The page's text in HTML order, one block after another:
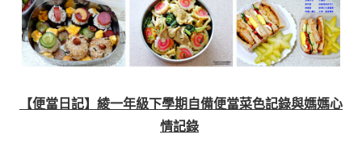
【便當日記】綾一年級下學期自備便當菜色記錄與媽媽心
情記錄